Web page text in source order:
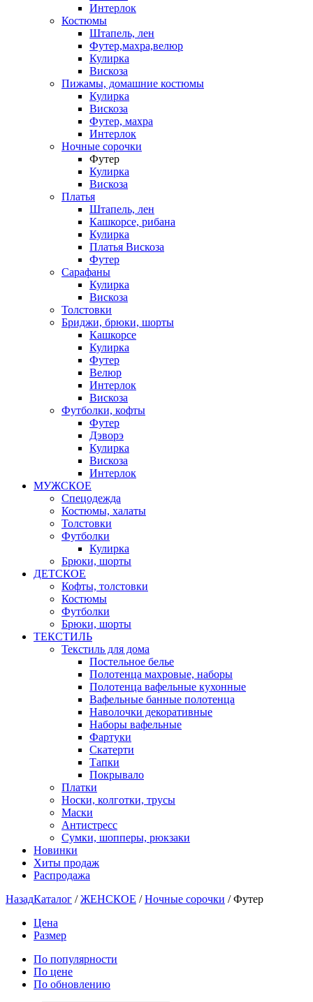
Интерлок
Костюмы
Штапель, лен
Футер,махра,велюр
Кулирка
Вискоза
Пижамы, домашние костюмы
Кулирка
Вискоза
Футер, махра
Интерлок
Ночные сорочки
Футер
Кулирка
Вискоза
Платья
Штапель, лен
Кашкорсе, рибана
Кулирка
Платья Вискоза
Футер
Сарафаны
Кулирка
Вискоза
Толстовки
Бриджи, брюки, шорты
Кашкорсе
Кулирка
Футер
Велюр
Интерлок
Вискоза
Футболки, кофты
Футер
Дэворэ
Кулирка
Вискоза
Интерлок
МУЖСКОЕ
Спецодежда
Костюмы, халаты
Толстовки
Футболки
Кулирка
Брюки, шорты
ДЕТСКОЕ
Кофты, толстовки
Костюмы
Футболки
Брюки, шорты
ТЕКСТИЛЬ
Текстиль для дома
Постельное белье
Полотенца махровые, наборы
Полотенца вафельные кухонные
Вафельные банные полотенца
Наволочки декоративные
Наборы вафельные
Фартуки
Скатерти
Тапки
Покрывало
Платки
Носки, колготки, трусы
Маски
Антистресс
Сумки, шопперы, рюкзаки
Новинки
Хиты продаж
Распродажа
НазадКаталог /ЖЕНСКОЕ /Ночные сорочки /Футер
Цена
Размер
По популярности
По цене
По обновлению